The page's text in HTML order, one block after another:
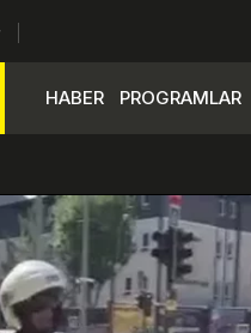
HABER PROGRAMLAR